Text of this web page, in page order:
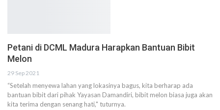
Petani di DCML Madura Harapkan Bantuan Bibit
Melon
29 Sep 2021
“Setelah menyewa lahan yang lokasinya bagus, kita berharap ada
bantuan bibit dari pihak Yayasan Damandiri, bibit melon biasa juga akan
kita terima dengan senang hati," tuturnya.